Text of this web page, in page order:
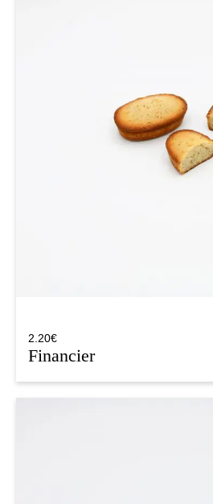
2.20€
Financier